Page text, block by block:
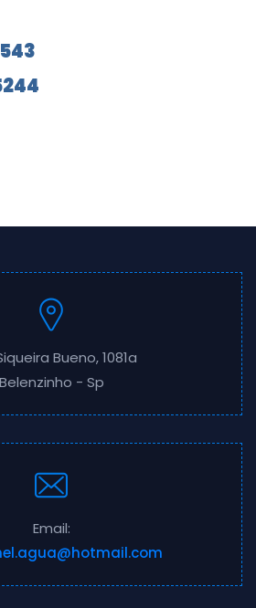
Bueno, 1081a
Belenzinho - Sp
Email: